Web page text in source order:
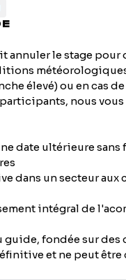
annuler le stage pour
élevé) ou en cas
nous
date ultérieure sans
dans un secteur
intégral de
guide, fondée sur des
et ne peut être